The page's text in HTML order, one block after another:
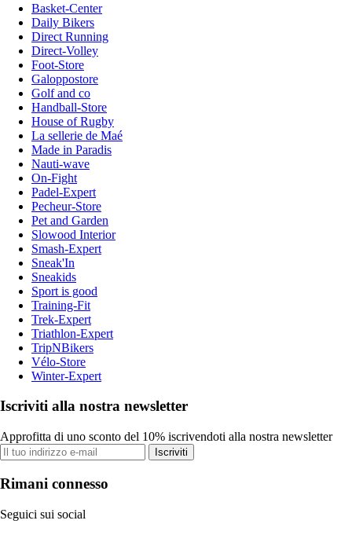
Basket-Center
Daily Bikers
Direct Running
Direct-Volley
Foot-Store
Galoppostore
Golf and co
Handball-Store
House of Rugby
La sellerie de Maé
Made in Paradis
Nauti-wave
On-Fight
Padel-Expert
Pecheur-Store
Pet and Garden
Slowood Interior
Smash-Expert
Sneak'In
Sneakids
Sport is good
Training-Fit
Trek-Expert
Triathlon-Expert
TripNBikers
Vélo-Store
Winter-Expert
Iscriviti alla nostra newsletter
Approfitta di uno sconto del 10% iscrivendoti alla nostra newsletter
Iscriviti
Rimani connesso
Seguici sui social